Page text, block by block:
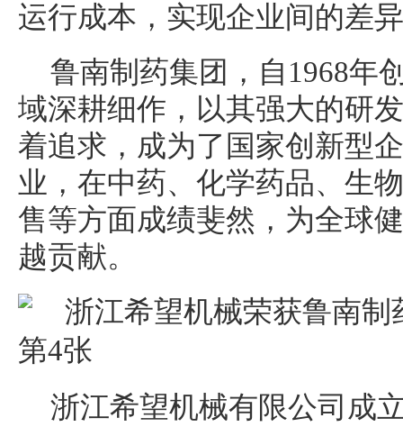
运行成本，实现企业间的差
鲁南制药集团，自1968年
域深耕细作，以其强大的研
着追求，成为了国家创新型
业，在中药、化学药品、生
售等方面成绩斐然，为全球
越贡献。
浙江希望机械有限公司成